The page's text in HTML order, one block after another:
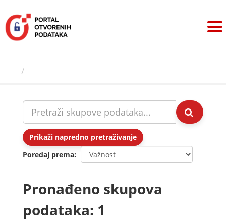
sadržaj
Prikaži napredno pretraživanje
Poredaj prema
Pronađeno skupova
podataka: 1